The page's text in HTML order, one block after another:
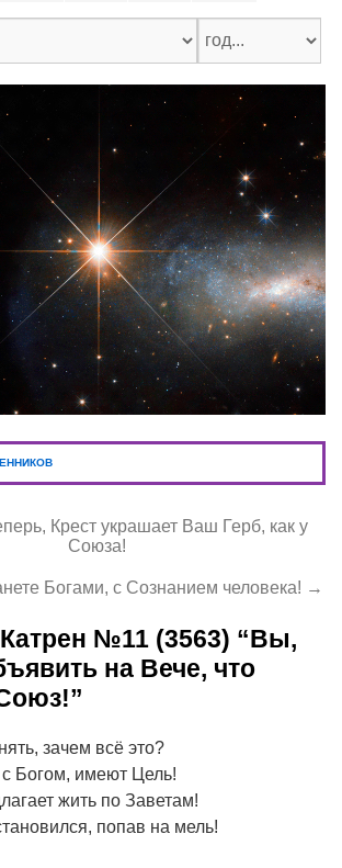
Крест украшает Ваш Герб, как у
Союза!
Богами, с Сознанием человека! →
Катрен №11 (3563) “Вы,
на Вече, что
зачем всё это?
Богом, имеют Цель!
жить по Заветам!
попав на мель!